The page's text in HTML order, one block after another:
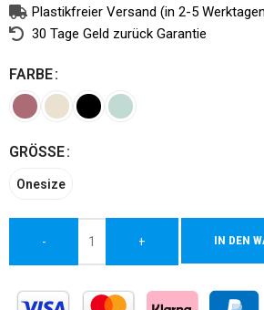
Plastikfreier Versand (in 2-5
30 Tage Geld zurück Garantie
FARBE
GRÖSSE
Onesize
- + IN DEN
Alternative: